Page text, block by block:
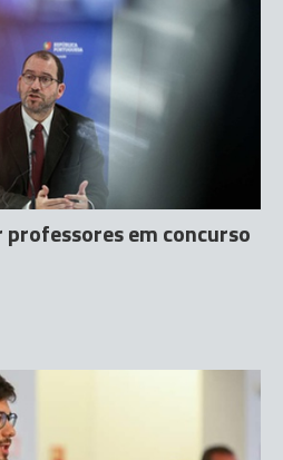
em concurso